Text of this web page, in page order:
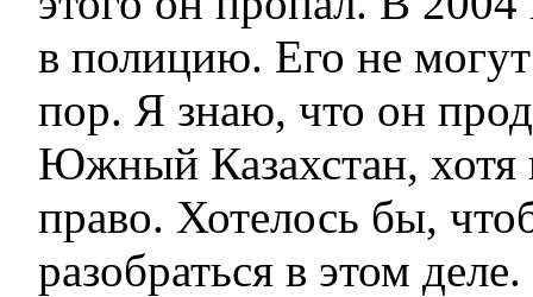
в полицию. Его не
пор. Я знаю, что он
Южный Казахстан, хотя
право. Хотелось бы,
разобраться в этом деле.